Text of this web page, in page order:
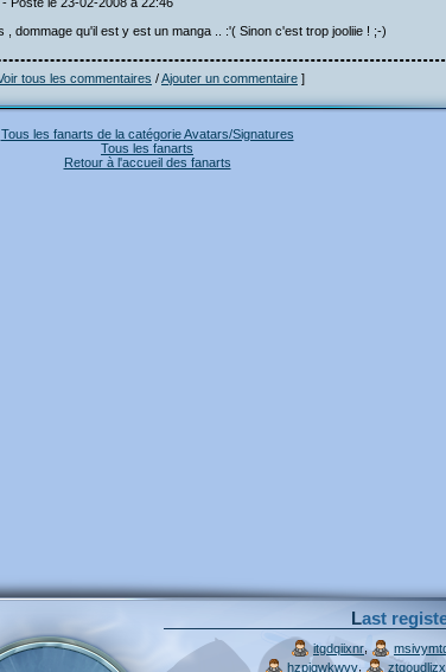
, dommage qu'il est y est un manga .. :'( Sinon c'est trop jooliie ! ;-)
tous les commentaires /Ajouter un commentaire ]
Tous les fanarts de la catégorie Avatars/Signatures
Tous les fanarts
Retour à l'accueil des fanarts
Last
itgdqiixnr
hzpjqwkwvv
ztgoudljzx